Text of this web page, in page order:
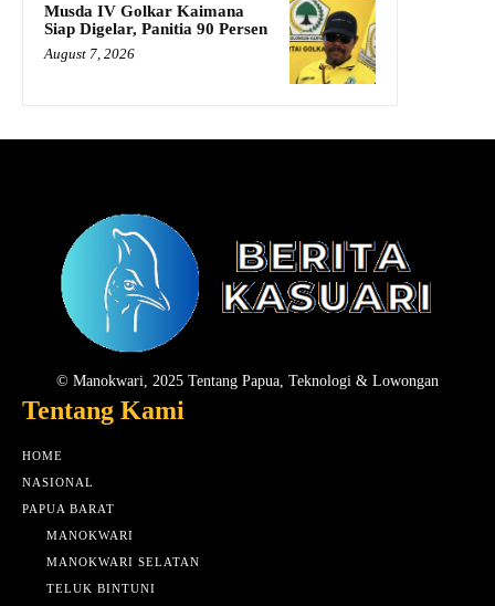
Musda IV Golkar Kaimana
Siap Digelar, Panitia 90 Persen
August 7, 2026
© Manokwari, 2025 Tentang Papua, Teknologi & Lowongan
Tentang Kami
HOME
NASIONAL
PAPUA BARAT
MANOKWARI
MANOKWARI SELATAN
TELUK BINTUNI